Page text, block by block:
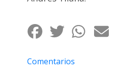
Comentarios